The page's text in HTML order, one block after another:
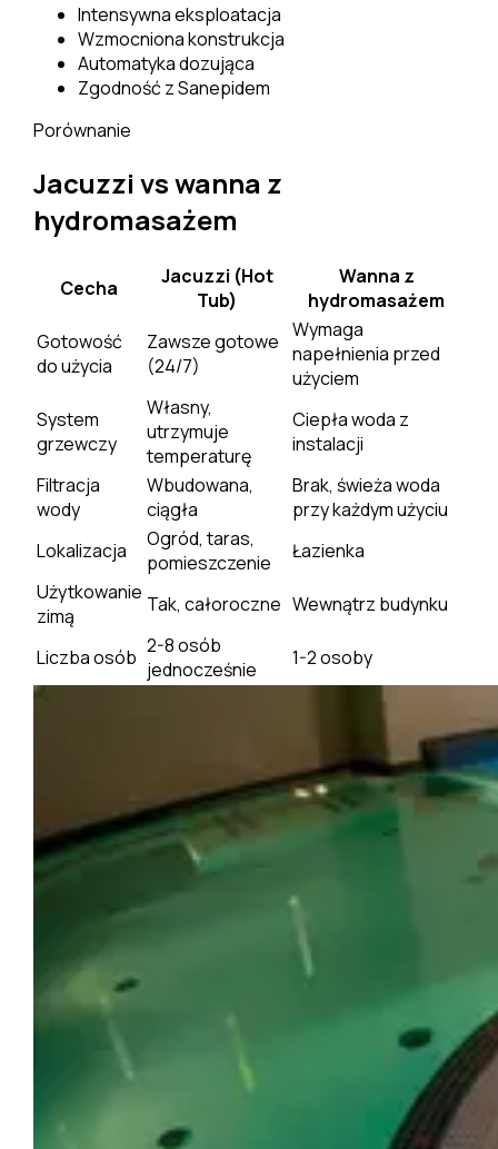
Intensywna eksploatacja
Wzmocniona konstrukcja
Automatyka dozująca
Zgodność z Sanepidem
Porównanie
Jacuzzi vs wanna z
hydromasażem
Cecha
Jacuzzi (Hot
Tub)
Wanna z
hydromasażem
Gotowość
do użycia
Zawsze gotowe
(24/7)
Wymaga
napełnienia przed
użyciem
System
grzewczy
Własny,
utrzymuje
temperaturę
Ciepła woda z
instalacji
Filtracja
wody
Wbudowana,
ciągła
Brak, świeża woda
przy każdym użyciu
Lokalizacja
Ogród, taras,
pomieszczenie
Łazienka
Użytkowanie
zimą
Tak, całoroczne Wewnątrz budynku
Liczba osób 2-8 osób
jednocześnie
1-2 osoby